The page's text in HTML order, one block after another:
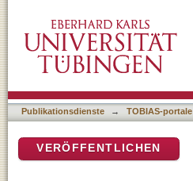
Publikationsdienste → TOBIAS-portale
VERÖFFENTLICHEN